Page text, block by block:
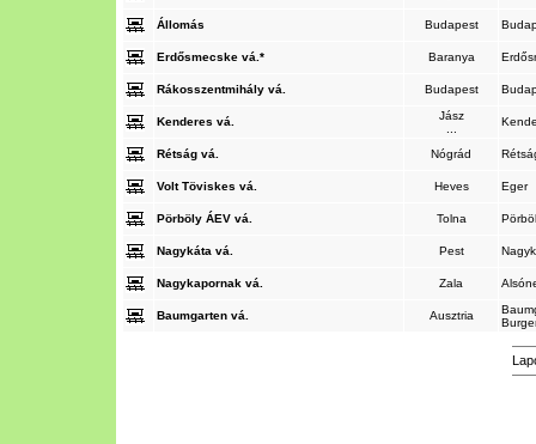
Állomás Budapest
Erdősmecske vá.* Baranya
Rákosszentmihály vá. Budapest
Kenderes vá.
Jász
Rétság vá. Nógrád
Volt Töviskes vá. Heves Eger
Pörböly ÁEV vá. Tolna
Nagykáta vá. Pest
Nagykapornak vá. Zala
Baumgarten vá. Ausztria